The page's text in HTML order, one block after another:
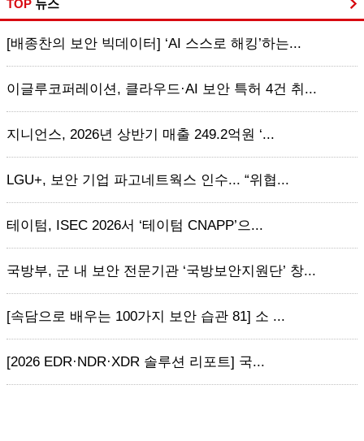
TOP 뉴스
[배종찬의 보안 빅데이터] ‘AI 스스로 해킹’하는...
이글루코퍼레이션, 클라우드·AI 보안 특허 4건 취...
지니언스, 2026년 상반기 매출 249.2억원 ‘...
LGU+, 보안 기업 파고네트웍스 인수... “위협...
테이텀, ISEC 2026서 ‘테이텀 CNAPP’으...
국방부, 군 내 보안 전문기관 ‘국방보안지원단’ 창...
[속담으로 배우는 100가지 보안 습관 81] 소 ...
[2026 EDR·NDR·XDR 솔루션 리포트] 국...